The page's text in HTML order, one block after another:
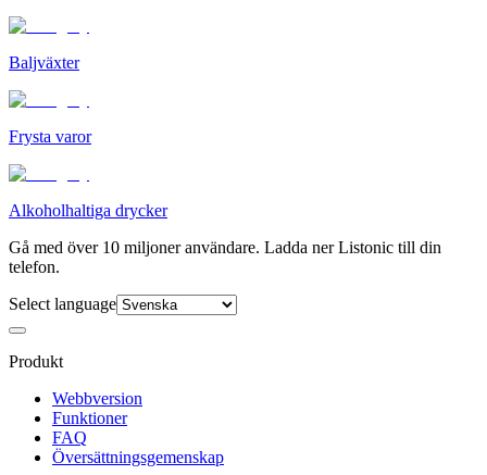
Baljväxter
Frysta varor
Alkoholhaltiga drycker
Gå med över 10 miljoner användare. Ladda ner Listonic till din
telefon.
Select language
Produkt
Webbversion
Funktioner
FAQ
Översättningsgemenskap